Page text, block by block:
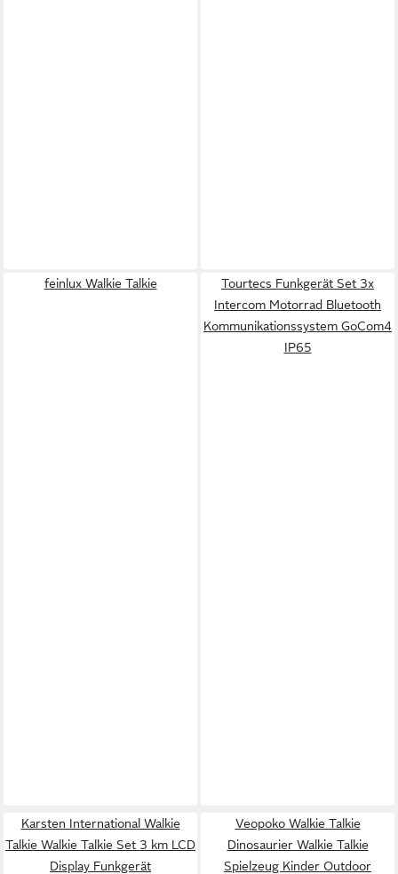
feinlux Walkie Talkie
Tourtecs Funkgerät Set 3x
Intercom Motorrad Bluetooth
Kommunikationssystem GoCom4
IP65
Karsten International Walkie
Talkie Walkie Talkie Set 3 km LCD
Display Funkgerät
Veopoko Walkie Talkie
Dinosaurier Walkie Talkie
Spielzeug Kinder Outdoor